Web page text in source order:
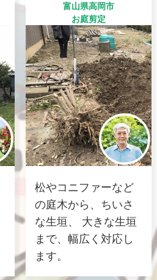
富山県高岡市
お庭剪定
松やコニファーなど
の庭木から、ちいさ
な生垣、 大きな生垣
まで、幅広く対応し
ます。